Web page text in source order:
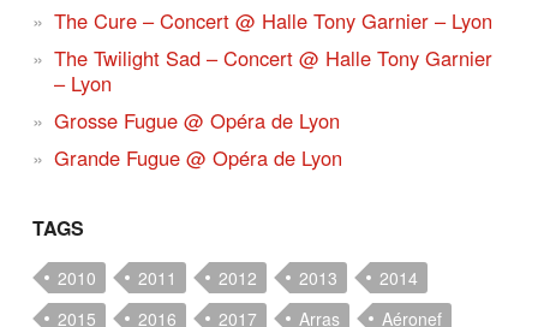
The Cure – Concert @ Halle Tony Garnier – Lyon
The Twilight Sad – Concert @ Halle Tony Garnier
– Lyon
Grosse Fugue @ Opéra de Lyon
Grande Fugue @ Opéra de Lyon
TAGS
2010 2011 2012 2013
2014
2015
2016 2017 Arras
Aéronef